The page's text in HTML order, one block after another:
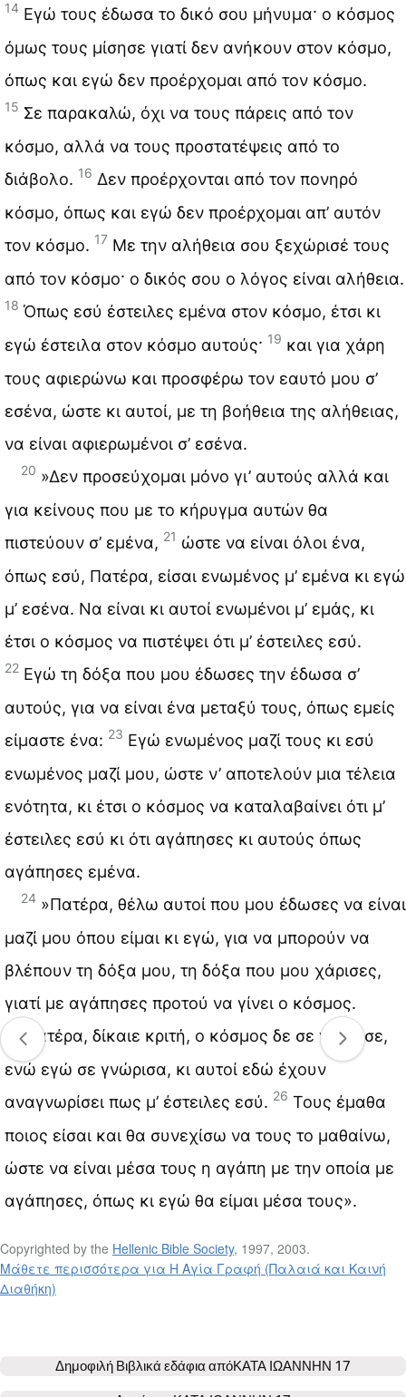
14 Εγώ τους έδωσα το δικό σου μήνυμα· ο κόσμος
όμως τους μίσησε γιατί δεν ανήκουν στον κόσμο,
όπως και εγώ δεν προέρχομαι από τον κόσμο.
15 Σε παρακαλώ, όχι να τους πάρεις από τον
κόσμο, αλλά να τους προστατέψεις από το
διάβολο. 16 Δεν προέρχονται από τον πονηρό
κόσμο, όπως και εγώ δεν προέρχομαι απ’ αυτόν
τον κόσμο. 17 Με την αλήθεια σου ξεχώρισέ τους
από τον κόσμο· ο δικός σου ο λόγος είναι αλήθεια.
18 Όπως εσύ έστειλες εμένα στον κόσμο, έτσι κι
εγώ έστειλα στον κόσμο αυτούς· 19 και για χάρη
τους αφιερώνω και προσφέρω τον εαυτό μου σ’
εσένα, ώστε κι αυτοί, με τη βοήθεια της αλήθειας,
να είναι αφιερωμένοι σ’ εσένα.
20 »Δεν προσεύχομαι μόνο γι’ αυτούς αλλά και
για κείνους που με το κήρυγμα αυτών θα
πιστεύουν σ’ εμένα, 21 ώστε να είναι όλοι ένα,
όπως εσύ, Πατέρα, είσαι ενωμένος μ’ εμένα κι εγώ
μ’ εσένα. Να είναι κι αυτοί ενωμένοι μ’ εμάς, κι
έτσι ο κόσμος να πιστέψει ότι μ’ έστειλες εσύ.
22 Εγώ τη δόξα που μου έδωσες την έδωσα σ’
αυτούς, για να είναι ένα μεταξύ τους, όπως εμείς
είμαστε ένα: 23 Εγώ ενωμένος μαζί τους κι εσύ
ενωμένος μαζί μου, ώστε ν’ αποτελούν μια τέλεια
ενότητα, κι έτσι ο κόσμος να καταλαβαίνει ότι μ’
έστειλες εσύ κι ότι αγάπησες κι αυτούς όπως
αγάπησες εμένα.
24 »Πατέρα, θέλω αυτοί που μου έδωσες να είναι
μαζί μου όπου είμαι κι εγώ, για να μπορούν να
βλέπουν τη δόξα μου, τη δόξα που μου χάρισες,
γιατί με αγάπησες προτού να γίνει ο κόσμος.
25
Πατέρα, δίκαιε κριτή, ο κόσμος δε σε γνώρισε,
ενώ εγώ σε γνώρισα, κι αυτοί εδώ έχουν
αναγνωρίσει πως μ’ έστειλες εσύ. 26 Τους έμαθα
ποιος είσαι και θα συνεχίσω να τους το μαθαίνω,
ώστε να είναι μέσα τους η αγάπη με την οποία με
αγάπησες, όπως κι εγώ θα είμαι μέσα τους».
Copyrighted by the Hellenic Bible Society, 1997, 2003.
Μάθετε περισσότερα για Η Αγία Γραφή (Παλαιά και Καινή
Διαθήκη)
Δημοφιλή Βιβλικά εδάφια απόΚΑΤΑ ΙΩΑΝΝΗΝ 17